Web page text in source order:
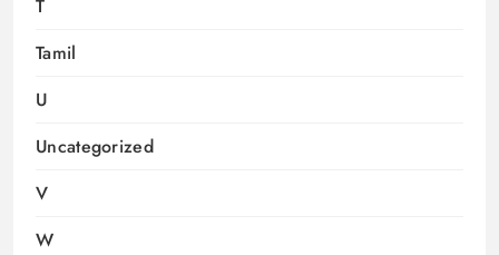
T
Tamil
U
Uncategorized
V
W